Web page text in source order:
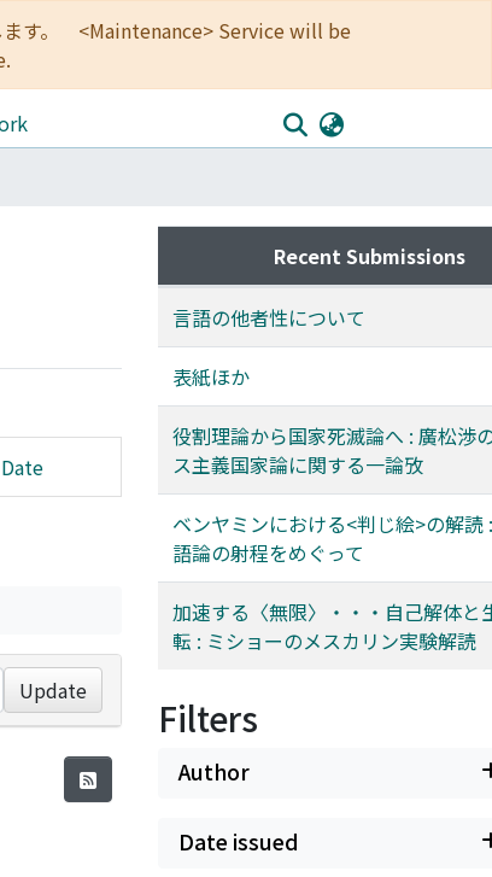
ます。 <Maintenance> Service will be
Update
Recent Submissions
言語の他者性について
表紙ほか
役割理論から国家死滅論へ : 廣松渉
ス主義国家論に関する一論攷
ベンヤミンにおける<判じ絵>の解読
語論の射程をめぐって
加速する〈無限〉・・・自己解体と
転 : ミショーのメスカリン実験解読
Filters
Author
Date issued